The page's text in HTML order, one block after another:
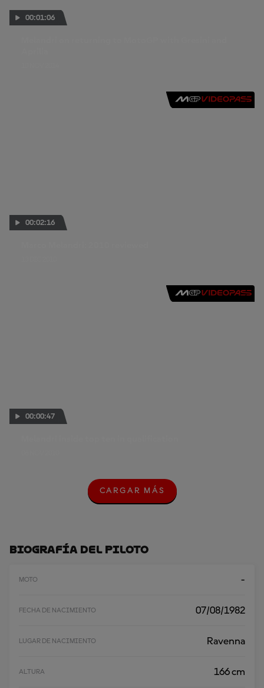
00:01:06
00:02:16
00:00:47
C
A
R
M
CARGAR MÁS
Biografía Del Piloto
MOTO -
FECHA DE NACIMIENTO 07/08/1982
LUGAR DE NACIMIENTO Ravenna
ALTURA 166 cm